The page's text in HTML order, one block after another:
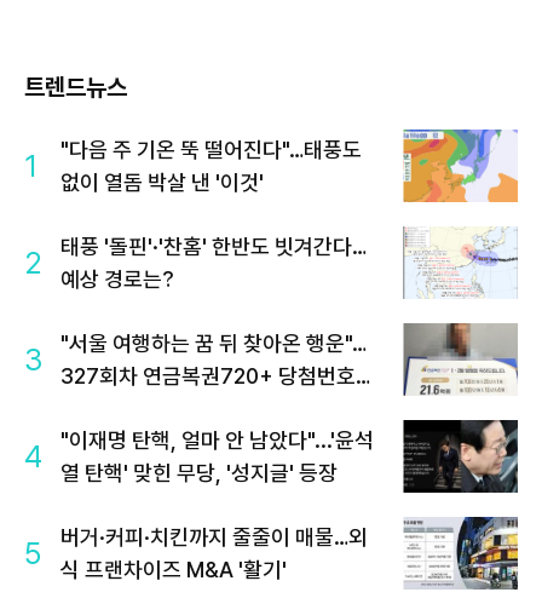
트렌드뉴스
1
"다음 주 기온 뚝 떨어진다"…태풍도
없이 열돔 박살 낸 '이것'
2
태풍 '돌핀'·'찬홈' 한반도 빗겨간다…
예상 경로는?
3
"서울 여행하는 꿈 뒤 찾아온 행운"…
327회차 연금복권720+ 당첨번호조
4
"이재명 탄핵, 얼마 안 남았다"...'윤석
열 탄핵' 맞힌 무당, '성지글' 등장
5
버거·커피·치킨까지 줄줄이 매물…외
식 프랜차이즈 M&A '활기'